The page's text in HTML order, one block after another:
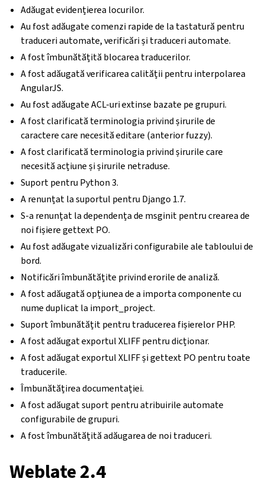
Adăugat evidențierea locurilor.
Au fost adăugate comenzi rapide de la tastatură pentru
traduceri automate, verificări și traduceri automate.
A fost îmbunătățită blocarea traducerilor.
A fost adăugată verificarea calității pentru interpolarea
AngularJS.
Au fost adăugate ACL-uri extinse bazate pe grupuri.
A fost clarificată terminologia privind șirurile de
caractere care necesită editare (anterior fuzzy).
A fost clarificată terminologia privind șirurile care
necesită acțiune și șirurile netraduse.
Suport pentru Python 3.
A renunțat la suportul pentru Django 1.7.
S-a renunțat la dependența de msginit pentru crearea de
noi fișiere gettext PO.
Au fost adăugate vizualizări configurabile ale tabloului de
bord.
Notificări îmbunătățite privind erorile de analiză.
A fost adăugată opțiunea de a importa componente cu
nume duplicat la import_project.
Suport îmbunătățit pentru traducerea fișierelor PHP.
A fost adăugat exportul XLIFF pentru dicționar.
A fost adăugat exportul XLIFF și gettext PO pentru toate
traducerile.
Îmbunătățirea documentației.
A fost adăugat suport pentru atribuirile automate
configurabile de grupuri.
A fost îmbunătățită adăugarea de noi traduceri.
Weblate 2.4